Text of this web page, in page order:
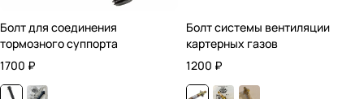
Болт для соединения
тормозного суппорта
1700 ₽
Болт системы вентиляции
картерных газов
1200 ₽